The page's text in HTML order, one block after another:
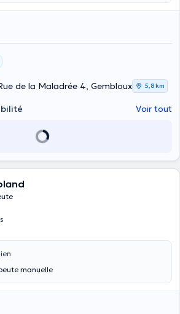
de la Maladrée 4, Gembloux 5,8 km
Voir tout
manuelle